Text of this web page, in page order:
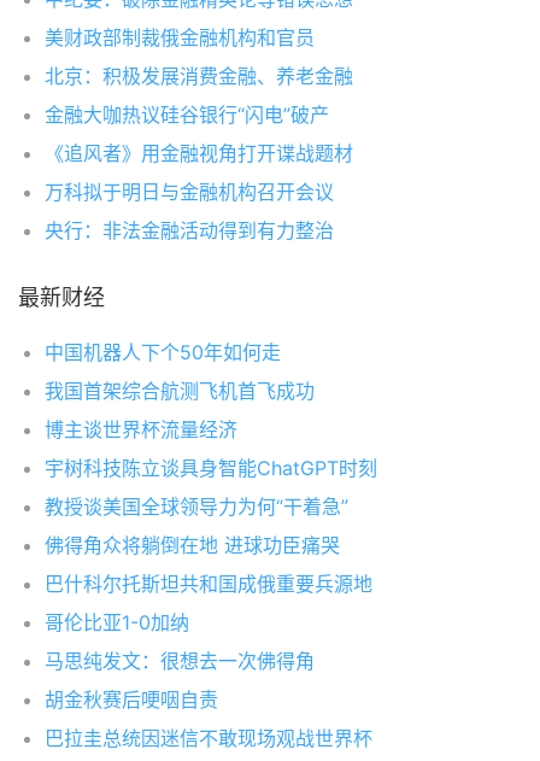
美财政部制裁俄金融机构和官员
北京：积极发展消费金融、养老金融
金融大咖热议硅谷银行“闪电”破产
《追风者》用金融视角打开谍战题材
万科拟于明日与金融机构召开会议
央行：非法金融活动得到有力整治
最新财经
中国机器人下个50年如何走
我国首架综合航测飞机首飞成功
博主谈世界杯流量经济
宇树科技陈立谈具身智能ChatGPT时刻
教授谈美国全球领导力为何“干着急”
佛得角众将躺倒在地 进球功臣痛哭
巴什科尔托斯坦共和国成俄重要兵源地
哥伦比亚1-0加纳
马思纯发文：很想去一次佛得角
胡金秋赛后哽咽自责
巴拉圭总统因迷信不敢现场观战世界杯